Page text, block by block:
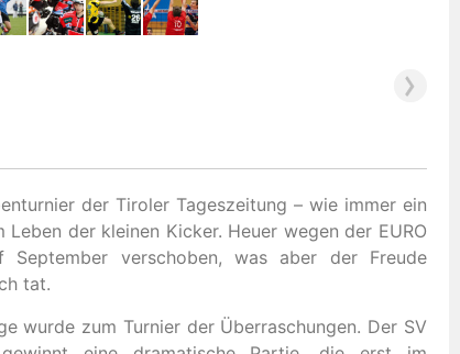
der Tiroler Tageszeitung – wie immer ein
Leben der kleinen Kicker. Heuer wegen der EURO
September verschoben, was aber der Freude
tat.
wurde zum Turnier der Überraschungen. Der SV